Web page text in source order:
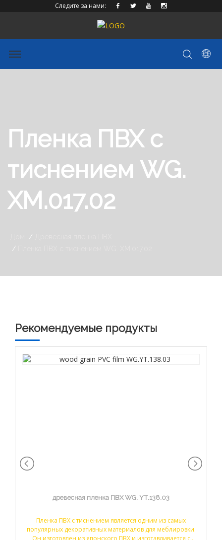
Следите за нами:
Пленка ПВХ с
тиснением WG.
ХМ.017.02
Рекомендуемые продукты
древесная пленка ПВХ WG. YT.138.03
Пленка ПВХ с тиснением является одним из самых
популярных декоративных материалов для меблировки.
Он изготовлен из японского ПВХ и изготавливается с